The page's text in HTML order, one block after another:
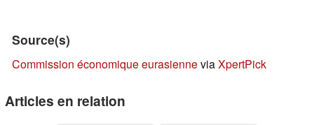
Source(s)
Commission économique eurasienneviaXpertPick
Articles en relation